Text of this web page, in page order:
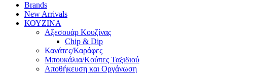
Brands
New Arrivals
ΚΟΥΖΙΝΑ
Αξεσουάρ Κουζίνας
Chip & Dip
Κανάτες/Καράφες
Μπουκάλια/Κούπες Ταξιδιού
Αποθήκευση και Οργάνωση